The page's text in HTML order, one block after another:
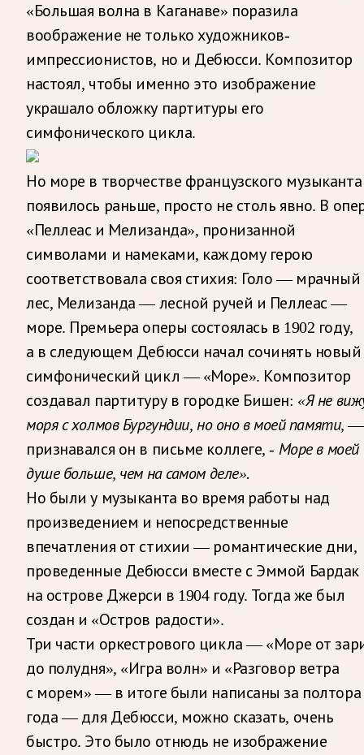
«Большая волна в Каганаве» поразила
воображение не только художников-
импрессионистов, но и Дебюсси. Композитор
настоял, чтобы именно это изображение
украшало обложку партитуры его
симфонического цикла.
Но море в творчестве французского музыканта
появилось раньше, просто не столь явно. В
«Пеллеас и Мелизанда», пронизанной
символами и намеками, каждому герою
соответствовала своя стихия: Голо — мрачный
лес, Мелизанда — лесной ручей и Пеллеас —
море. Премьера оперы состоялась в 1902 году,
а в следующем Дебюсси начал сочинять новый
симфонический цикл — «Море». Композитор
создавал партитуру в городке Бишен: «Я не
моря с холмов Бургундии, но оно в моей памяти,—
признавался он в письме коллеге, ­- Море в моей
душе больше, чем на самом деле».
Но были у музыканта во время работы над
произведением и непосредственные
впечатления от стихии — романтические дни,
проведенные Дебюсси вместе с Эммой Бардак
на острове Джерси в 1904 году. Тогда же был
создан и «Остров радости».
Три части оркестрового цикла — «Море от
до полудня», «Игра волн» и «Разговор ветра
с морем» — в итоге были написаны за полтора
года — для Дебюсси, можно сказать, очень
быстро. Это было отнюдь не изображение